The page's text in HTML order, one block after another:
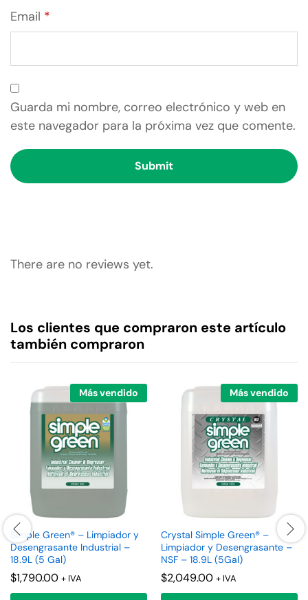
Email *
Guarda mi nombre, correo electrónico y web en
este navegador para la próxima vez que comente.
There are no reviews yet.
Los clientes que compraron este artículo
también compraron
Más vendido
Simple Green® – Limpiador y
Desengrasante Industrial –
18.9L (5 Gal)
$1,790.00 + IVA
Más vendido
Crystal Simple Green® –
Limpiador y Desengrasante –
NSF – 18.9L (5Gal)
$2,049.00 + IVA